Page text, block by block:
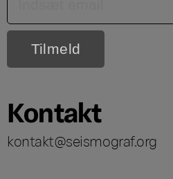
Kontakt
kontakt@seismograf.org